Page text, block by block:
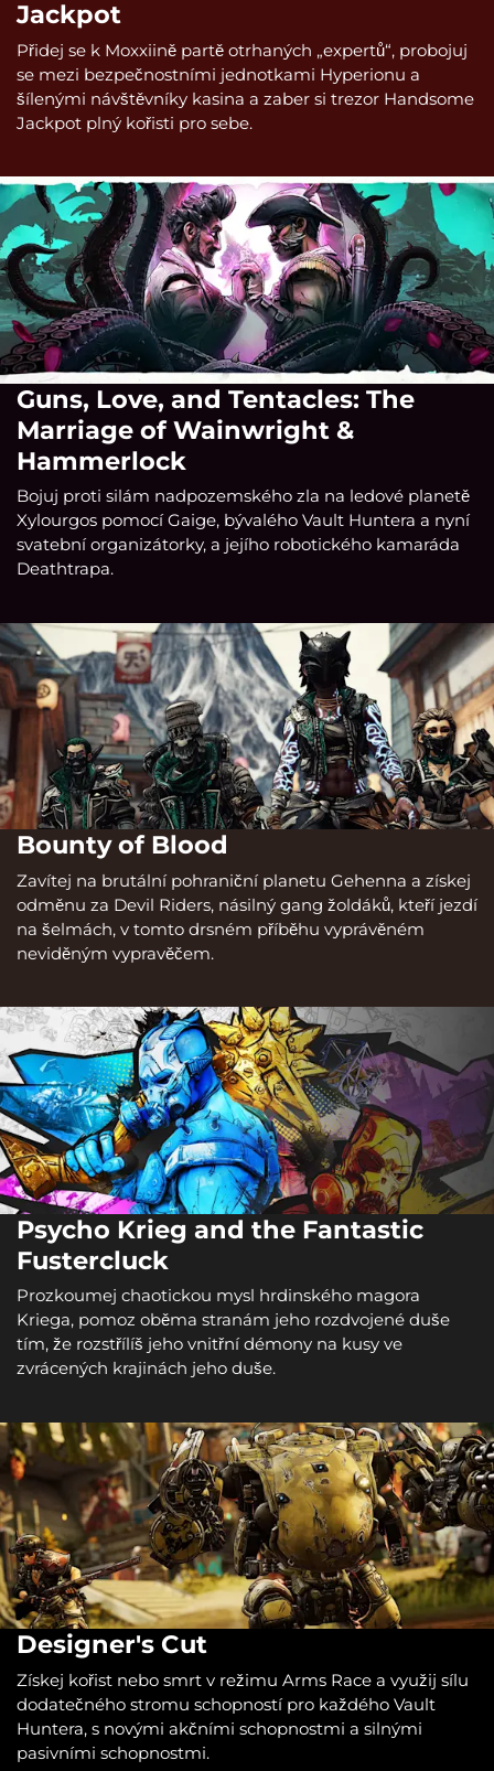
Jackpot
Přidej se k Moxxiině partě otrhaných „expertů“, probojuj
se mezi bezpečnostními jednotkami Hyperionu a
šílenými návštěvníky kasina a zaber si trezor Handsome
Jackpot plný kořisti pro sebe.
Guns, Love, and Tentacles: The
Marriage of Wainwright &
Hammerlock
Bojuj proti silám nadpozemského zla na ledové planetě
Xylourgos pomocí Gaige, bývalého Vault Huntera a nyní
svatební organizátorky, a jejího robotického kamaráda
Deathtrapa.
Bounty of Blood
Zavítej na brutální pohraniční planetu Gehenna a získej
odměnu za Devil Riders, násilný gang žoldáků, kteří jezdí
na šelmách, v tomto drsném příběhu vyprávěném
neviděným vypravěčem.
Psycho Krieg and the Fantastic
Fustercluck
Prozkoumej chaotickou mysl hrdinského magora
Kriega, pomoz oběma stranám jeho rozdvojené duše
tím, že rozstřílíš jeho vnitřní démony na kusy ve
zvrácených krajinách jeho duše.
Designer's Cut
Získej kořist nebo smrt v režimu Arms Race a využij sílu
dodatečného stromu schopností pro každého Vault
Huntera, s novými akčními schopnostmi a silnými
pasivními schopnostmi.